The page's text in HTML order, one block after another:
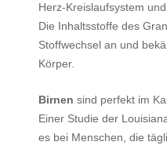
Herz-Kreislaufsystem
Die Inhaltsstoffe des
Stoffwechsel an und
Körper.
Birnen sind perfekt im
Einer Studie der
es bei Menschen, die